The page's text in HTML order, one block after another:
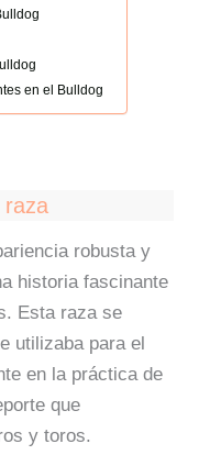
en el Bulldog
raza
robusta y
historia fascinante
Esta raza se
utilizaba para el
en la práctica de
que
y toros.